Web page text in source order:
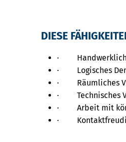
DIESE
·
· Logisches
· Räumliches
· Technisches
· Arbeit mit
·